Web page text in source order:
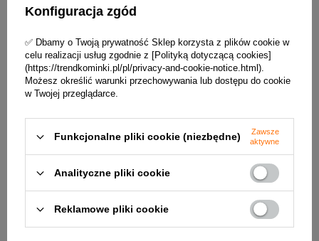
AKUMULACYJNY ZESTAW
GÓRNY ROMOTOP MAMMOTH
AKKUM KV 04 fi 200 mm
997,18 zł / szt.
+ Dodaj do porównania
AKUMULACYJNY ZESTAW
GÓRNY ROMOTOP MAMMOTH
AKKUM KV 03 fi 150 mm
1 087,44 zł / szt.
+ Dodaj do porównania
Konfiguracja zgód
✅ Dbamy o Twoją prywatność Sklep korzysta z plików cookie w
celu realizacji usług zgodnie z [Polityką dotyczącą cookies]
(https://trendkominki.pl/pl/privacy-and-cookie-notice.html).
Możesz określić warunki przechowywania lub dostępu do cookie
w Twojej przeglądarce.
Funkcjonalne pliki cookie (niezbędne)
Zawsze
aktywne
Analityczne pliki cookie
Reklamowe pliki cookie